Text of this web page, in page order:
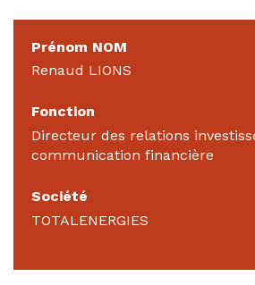
Prénom NOM
Renaud LIONS
Fonction
Directeur des relations
communication financière
Société
TOTALENERGIES